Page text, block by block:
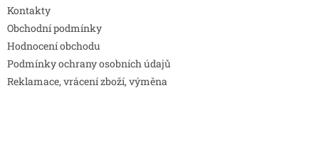
Kontakty
Obchodní podmínky
Hodnocení obchodu
Podmínky ochrany osobních údajů
Reklamace, vrácení zboží, výměna